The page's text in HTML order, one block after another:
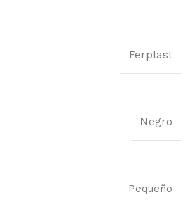
Ferplast
Negro
Pequeño